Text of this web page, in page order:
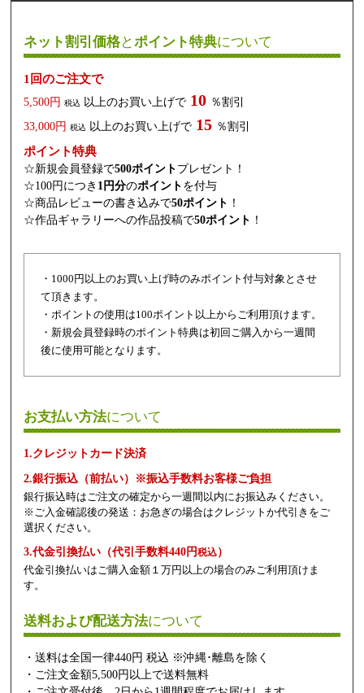
ネット割引価格とポイント特典について
1回のご注文で
5,500円 税込 以上のお買い上げで 10 ％割引
33,000円 税込 以上のお買い上げで 15 ％割引
ポイント特典
☆新規会員登録で500ポイント プレゼント！
☆100円につき 1円分のポイント を付与
☆商品レビューの書き込みで50ポイント ！
☆作品ギャラリーへの作品投稿で50ポイント ！
・1000円以上のお買い上げ時のみポイント付与対象とさせ
て頂きます。
・ポイントの使用は100ポイント以上からご利用頂けます。
・新規会員登録時のポイント特典は初回ご購入から一週間
後に使用可能となります。
お支払い方法について
1.クレジットカード決済
2.銀行振込（前払い）※振込手数料お客様ご負担
銀行振込時はご注文の確定から一週間以内にお振込みください。
※ご入金確認後の発送：お急ぎの場合はクレジットか代引きをご
選択ください。
3.代金引換払い（代引手数料440円税込）
代金引換払いはご購入金額１万円以上の場合のみご利用頂けま
す。
送料および配送方法について
・送料は全国一律440円 税込 ※沖縄･離島を除く
・ご注文金額5,500円以上で送料無料